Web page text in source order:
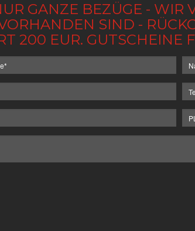
GANZE BEZÜGE - WIR
SIND -
200 EUR. GUTSCHEINE